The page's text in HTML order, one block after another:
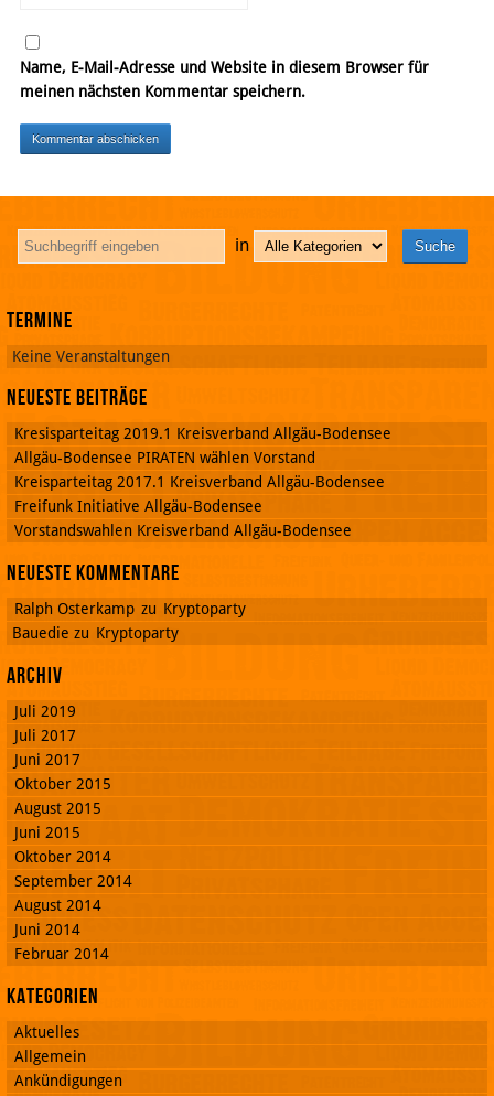
Name, E-Mail-Adresse und Website in diesem Browser für
meinen nächsten Kommentar speichern.
in
Termine
Keine Veranstaltungen
Neueste Beiträge
Kresisparteitag 2019.1 Kreisverband Allgäu-Bodensee
Allgäu-Bodensee PIRATEN wählen Vorstand
Kreisparteitag 2017.1 Kreisverband Allgäu-Bodensee
Freifunk Initiative Allgäu-Bodensee
Vorstandswahlen Kreisverband Allgäu-Bodensee
Neueste Kommentare
Ralph Osterkamp zu Kryptoparty
Bauedie zu Kryptoparty
Archiv
Juli 2019
Juli 2017
Juni 2017
Oktober 2015
August 2015
Juni 2015
Oktober 2014
September 2014
August 2014
Juni 2014
Februar 2014
Kategorien
Aktuelles
Allgemein
Ankündigungen